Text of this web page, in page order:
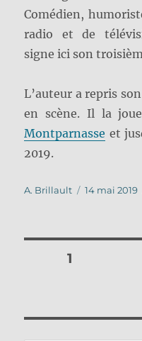
Comédien,
radio et de
signe ici son
L’auteur a repris
en scène. Il la
Montparnasse et
2019.
Auteur
A. Brillault
Publié
14 mai 2019
Pagination
PAGE1